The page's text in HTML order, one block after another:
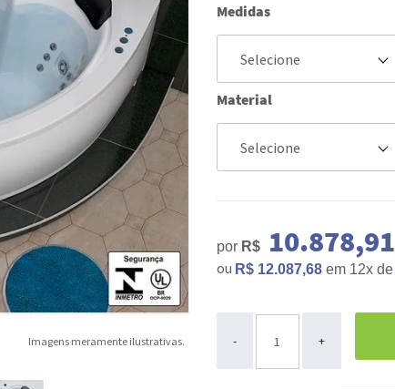
Imagens meramente ilustrativas.
Medidas
Material
por R$ 10.878,91
R$ 12.087,68 em 12x de
ou
- +